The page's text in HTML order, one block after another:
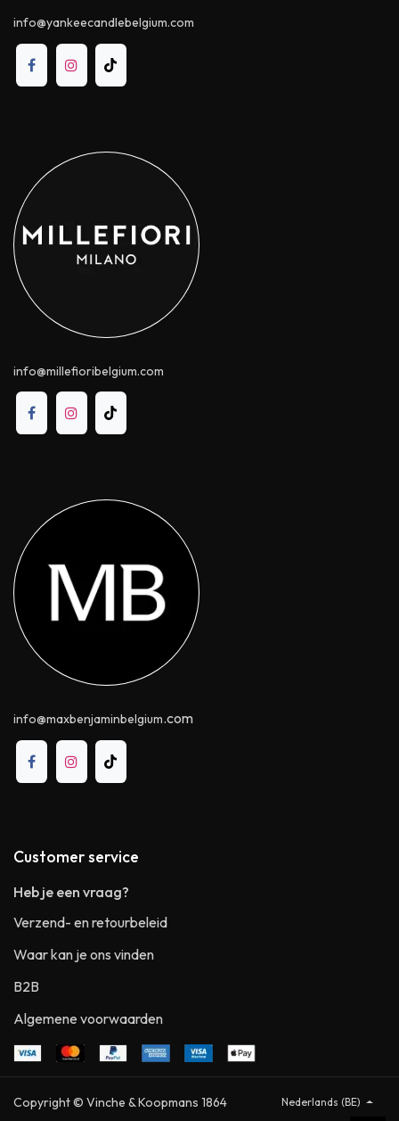
info@yankeecandle​belgium.com
info@millefioribelgium.com
info@maxbenjaminbelgium.com
Customer service
Heb je een vraag?
Verzend- en retourbeleid
Waar kan je ons vinden
B2B
Algemene voorwaarden
Copyright © Vinche & Koopmans 1864 Nederlands (BE)